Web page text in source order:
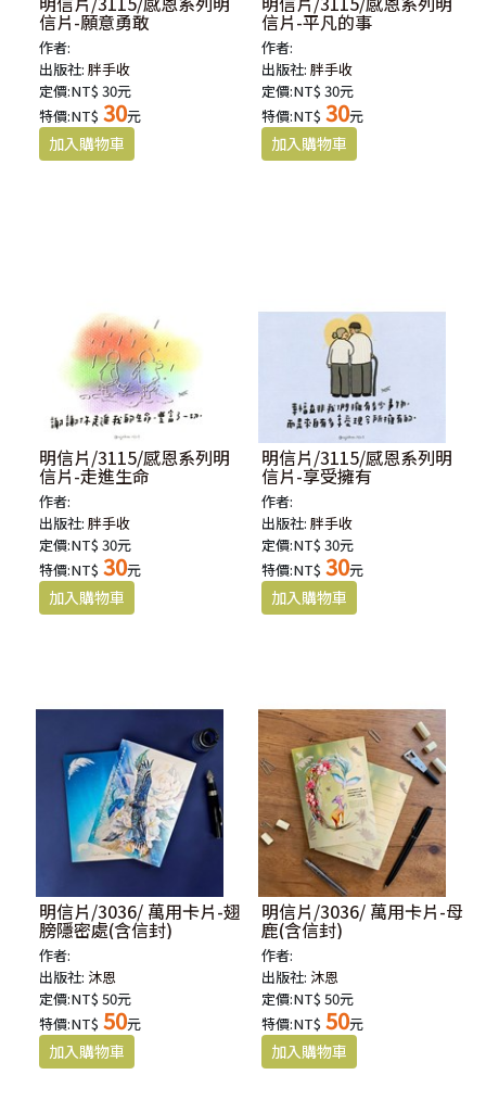
信片-願意勇敢
作者:
出版社:胖手收
定價:NT$ 30元
特價:NT$ 30元
信片-平凡的事
作者:
出版社:胖手收
定價:NT$ 30元
特價:NT$ 30元
明信片/3115/感恩系列明
信片-走進生命
作者:
出版社:胖手收
定價:NT$ 30元
特價:NT$ 30元
明信片/3115/感恩系列明
信片-享受擁有
作者:
出版社:胖手收
定價:NT$ 30元
特價:NT$ 30元
明信片/3036/ 萬用卡片-翅
膀隱密處(含信封)
作者:
出版社: 沐恩
定價:NT$ 50元
特價:NT$ 50元
明信片/3036/ 萬用卡片-母
鹿(含信封)
作者:
出版社: 沐恩
定價:NT$ 50元
特價:NT$ 50元